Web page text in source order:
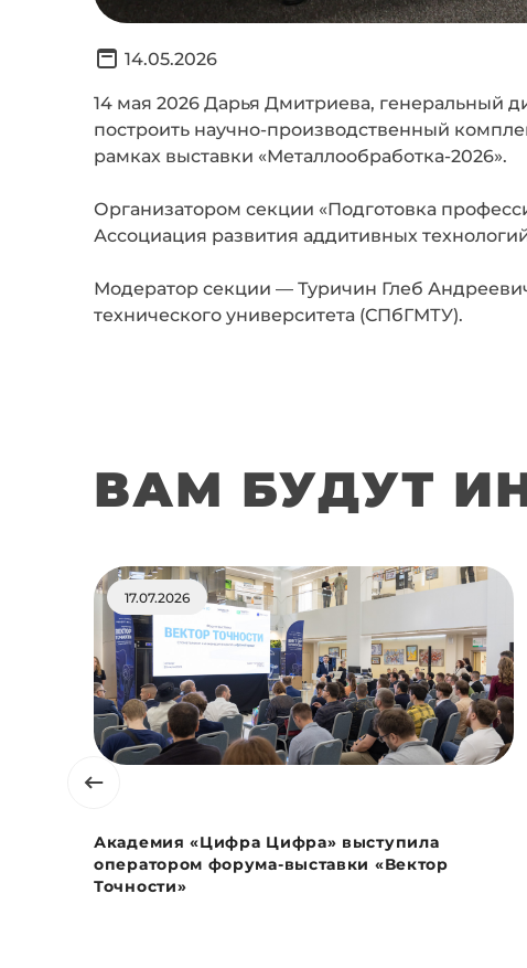
14.05.2026
14 мая 2026 Дарья Дмитриева, генеральный
построить научно-производственный
рамках выставки «Металлообработка-2026».
Организатором секции «Подготовка
Ассоциация развития аддитивных
Модератор секции — Туричин Глеб
технического университета (СПбГМТУ).
ВАМ БУДУТ
17.07.2026
Академия «Цифра Цифра» выступила
оператором форума-выставки «Вектор
Точности»